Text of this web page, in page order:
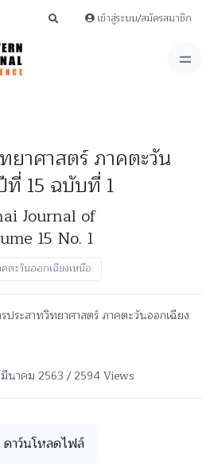
เข้าสู่ระบบ/สมัครสมาชิก
ยาศาสตร์ ภาคตะวัน
ที่ 15 ฉบับที่ 1
Journal of
15 No. 1
คตะวันออกเฉียงเหนือ
ประสาทวิทยาศาสตร์ ภาคตะวันออกเฉียง
าคม 2563 / 2594 Views
ดาว์นโหลดไฟล์